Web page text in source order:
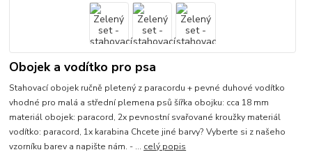
Obojek a vodítko pro psa
Stahovací obojek ručně pletený z paracordu + pevné duhové vodítko
vhodné pro malá a střední plemena psů šířka obojku: cca 18 mm
materiál obojek: paracord, 2x pevnostní svařované kroužky materiál
vodítko: paracord, 1x karabina Chcete jiné barvy? Vyberte si z našeho
vzorníku barev a napište nám. - ... celý popis